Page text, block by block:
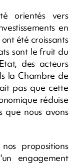
orientés vers
en
été croissants
sont le fruit du
des acteurs
la Chambre de
pas que cette
réduise
que nous avons
propositions
engagement